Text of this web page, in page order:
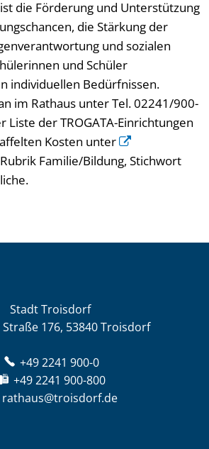
die Förderung und Unterstützung
die Stärkung der
und sozialen
und Schüler
individuellen Bedürfnissen.
im Rathaus unter Tel. 02241/900-
Liste der TROGATA-Einrichtungen
Kosten unter
Familie/Bildung, Stichwort
Stadt Troisdorf
176, 53840 Troisdorf
+49 2241 900-0
+49 2241 900-800
rathaus@troisdorf.de